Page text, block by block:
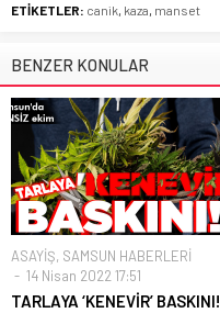
ETİKETLER: canik, kaza, manset
BENZER KONULAR
ASAYİŞ, SAMSUN HABERLERİ
14 Nisan 2022 17:51
TARLAYA ‘KENEVİR’ BASKINI!